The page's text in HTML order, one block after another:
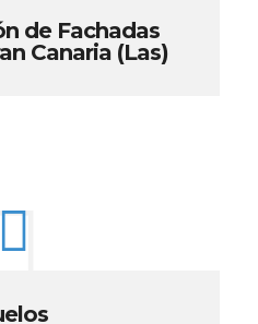
de Fachadas
Canaria (Las)